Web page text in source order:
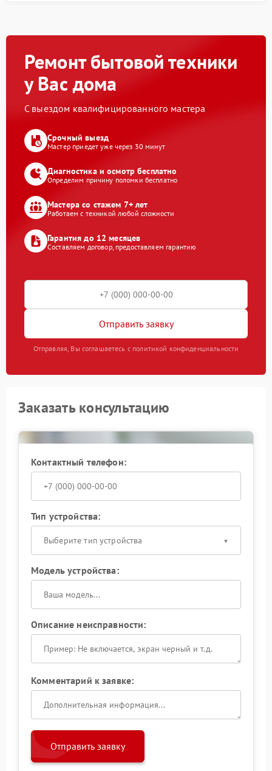
Ремонт бытовой техники
у Вас дома
С выездом квалифицированного мастера
Срочный выезд
Мастер приедет уже через 30 минут
Диагностика и осмотр бесплатно
Определим причину поломки бесплатно
Мастера со стажем 7+ лет
Работаем с техникой любой сложности
Гарантия до 12 месяцев
Составляем договор, предоставляем гарантию
Отправить заявку
Отправляя, Вы соглашаетесь с политикой конфиденциальности
Заказать консультацию
Контактный телефон:
Тип устройства:
Выберите тип устройства
Модель устройства:
Описание неисправности:
Комментарий к заявке:
Отправить заявку